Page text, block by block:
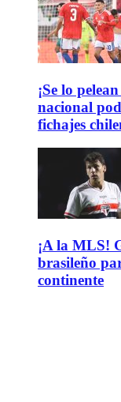
¡Se lo
nacional
fichajes
¡A la MLS!
brasileño
continente